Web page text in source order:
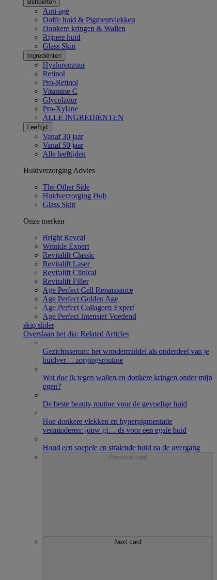
Behoeften
Anti-age
Doffe huid & Pigmentvlekken
Donkere kringen & Wallen
Rijpere huid
Glass Skin
Ingrediënten​
Hyaluronzuur
Retinol
Pro-Retinol
Vitamine C
Glycolzuur
Pro-Xylane
ALLE INGREDIËNTEN
Leeftijd
Vanaf 30 jaar
Vanaf 50 jaar
Alle leeftijden
Huidverzorging Advies
The Other Side
Huidverzorging Hub
Glass Skin
Onze merken
Bright Reveal
Wrinkle Expert
Revitalift Classic
Revitalift Laser ​
Revitalift Clinical
Revitalift Filler
Age Perfect Cell Renaissance
Age Perfect Golden Age
Age Perfect Collageen Expert
Age Perfect Intensief Voedend
skip slider
Overslaan het dia: Related Articles
Gezichtsserum: het wondermiddel als onderdeel van je
huidver… zorgingsroutine
Wat doe ik tegen wallen en donkere kringen onder mijn
ogen?
De beste beauty routine voor de gevoelige huid
Hoe donkere vlekken en hyperpigmentatie
verminderen: jouw gi… ds voor een egale huid
Houd een soepele en stralende huid na de overgang
Previous card
Next card